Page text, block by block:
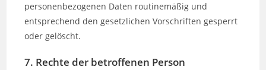
personenbezogenen Daten routinemäßig und
entsprechend den gesetzlichen Vorschriften gesperrt
oder gelöscht.
7. Rechte der betroffenen Person